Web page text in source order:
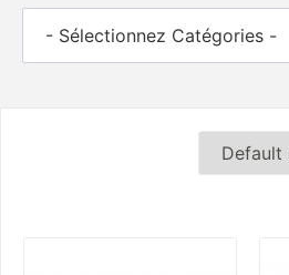
- Sélectionnez Catégories -